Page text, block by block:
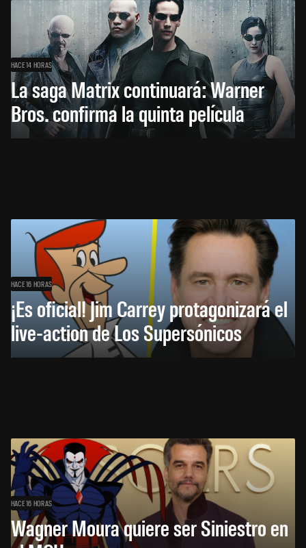
HACE 14 HORAS
La saga Matrix continuará: Warner
Bros. confirma la quinta película
HACE 16 HORAS
¡Es oficial! Jim Carrey protagonizará el
live-action de Los Supersónicos
HACE 16 HORAS
Wagner Moura quiere ser Siniestro en